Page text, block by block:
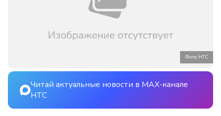
Фото НТС
Читай актуальные новости в MAX-канале
НТС